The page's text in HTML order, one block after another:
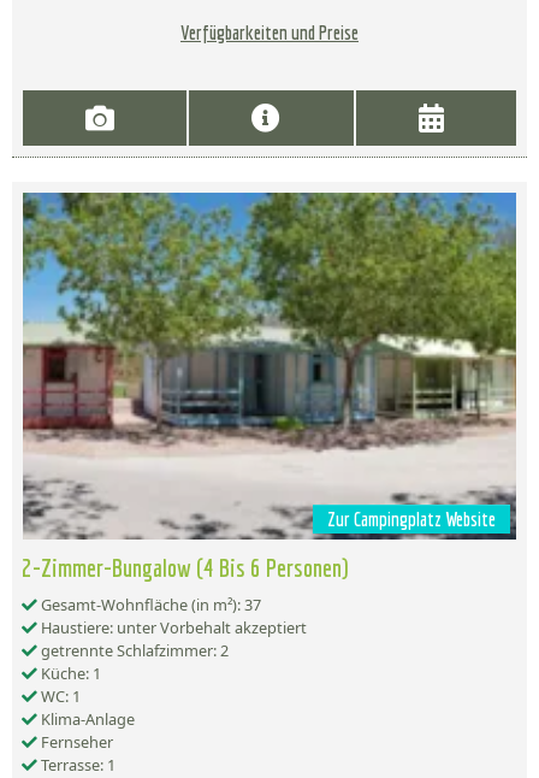
Verfügbarkeiten und Preise
Zur Campingplatz Website
2-Zimmer-Bungalow (4 Bis 6 Personen)
Gesamt-Wohnfläche (in m²): 37
Haustiere: unter Vorbehalt akzeptiert
getrennte Schlafzimmer: 2
Küche: 1
WC: 1
Klima-Anlage
Fernseher
Terrasse: 1